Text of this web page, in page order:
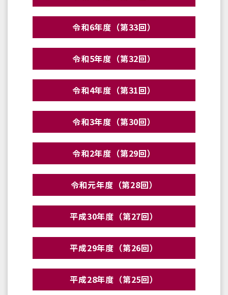
令和6年度（第33回）
令和5年度（第32回）
令和4年度（第31回）
令和3年度（第30回）
令和2年度（第29回）
令和元年度（第28回）
平成30年度（第27回）
平成29年度（第26回）
平成28年度（第25回）